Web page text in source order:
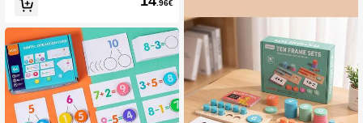
بكرة للعد للأطفال مع خرز ونرد وقلم قاب
10، هدية تعليمية مونتيسوري للأطفال الص
غار من عمر 3+
.96€